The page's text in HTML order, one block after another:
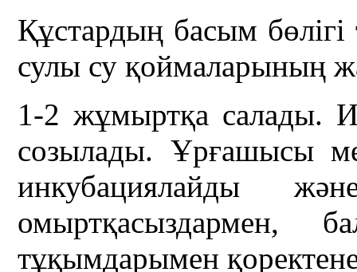
Құстардың басым бөлігі
сулы су қоймаларының
1-2 жұмыртқа салады.
созылады. Ұрғашысы
инкубациялайды
омыртқасыздармен,
тұқымдарымен